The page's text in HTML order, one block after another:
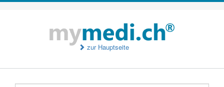
zur Hauptseite